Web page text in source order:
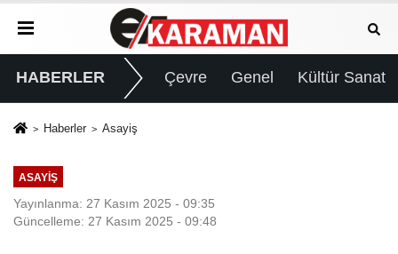
HABERLER Çevre Genel Kültür Sanat
Haberler Asayiş
ASAYIŞ
Yayınlanma: 27 Kasım 2025 - 09:35
Güncelleme: 27 Kasım 2025 - 09:48